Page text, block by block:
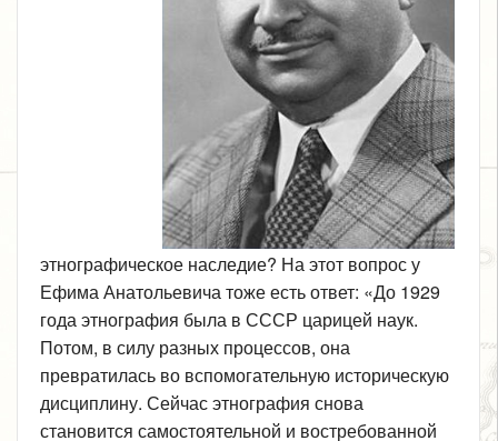
этнографическое наследие? На этот вопрос у
Ефима Анатольевича тоже есть ответ: «До 1929
года этнография была в СССР царицей наук.
Потом, в силу разных процессов, она
превратилась во вспомогательную историческую
дисциплину. Сейчас этнография снова
становится самостоятельной и востребованной